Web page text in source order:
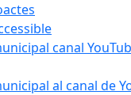
canal
al canal de